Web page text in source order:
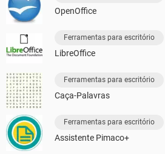
OpenOffice
Ferramentas para escritório
LibreOffice
Ferramentas para escritório
Caça-Palavras
Ferramentas para escritório
Assistente Pimaco+